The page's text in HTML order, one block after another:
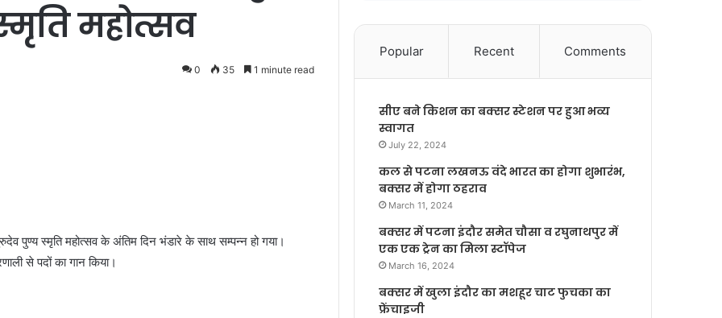
महोत्सव
0 35 1 minute read
स्मृति महोत्सव के अंतिम दिन भंडारे के साथ सम्पन्न हो गया।
से पदों का गान किया।
Popular Recent Comments
सीए बने किशन का बक्सर स्टेशन पर हुआ भव्य
स्वागत
July 22, 2024
कल से पटना लखनऊ वंदे भारत का होगा शुभारंभ,
बक्सर में होगा ठहराव
March 11, 2024
बक्सर में पटना इंदौर समेत चौसा व रघुनाथपुर में
एक एक ट्रेन का मिला स्टॉपेज
March 16, 2024
बक्सर में खुला इंदौर का मशहूर चाट फुचका का
फ्रेंचाइजी